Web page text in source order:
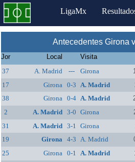
LigaMx
Antecedentes Girona
Jor Local Visita
37
A. Madrid --- Girona
17
Girona 0-3 A. Madrid
38
Girona 0-4 A. Madrid
2
A. Madrid 3-0 Girona
31
A. Madrid 3-1 Girona
19
Girona 4-3 A. Madrid
25
Girona 0-1 A. Madrid